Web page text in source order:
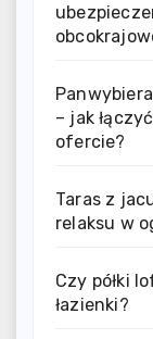
– jak
ofercie?
Taras z
relaksu w
Czy półki
łazienki?